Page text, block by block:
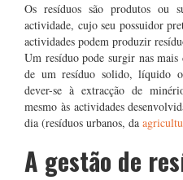
Os resíduos são produtos ou
actividade, cujo seu possuidor
actividades podem produzir
Um resíduo pode surgir nas mais
de um resíduo solido, líquido
dever-se à extracção de
mesmo às actividades
dia (resíduos urbanos, da
A gestão de